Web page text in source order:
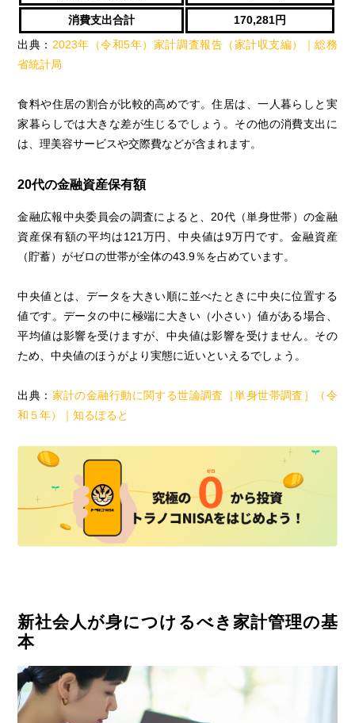
消費支出合計
170,281円
出典： 2023年（令和5年）家計調査報告（家計収支編）｜総務
省統計局
食料や住居の割合が比較的高めです。住居は、一人暮らしと実
家暮らしでは大きな差が生じるでしょう。その他の消費支出に
は、理美容サービスや交際費などが含まれます。
20代の金融資産保有額
金融広報中央委員会の調査によると、20代（単身世帯）の金融
資産保有額の平均は121万円、中央値は9万円です。金融資産
（貯蓄）がゼロの世帯が全体の43.9％を占めています。
中央値とは、データを大きい順に並べたときに中央に位置する
値です。データの中に極端に大きい（小さい）値がある場合、
平均値は影響を受けますが、中央値は影響を受けません。その
ため、中央値のほうがより実態に近いといえるでしょう。
出典： 家計の金融行動に関する世論調査［単身世帯調査］（令
和５年）｜知るぽると
新社会人が身につけるべき家計管理の基
本